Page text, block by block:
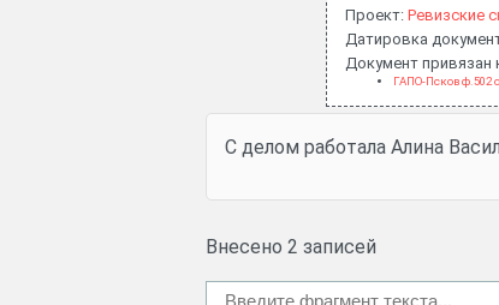
Проект:Ревизские
Датировка
Документ
ГАПО-Псков ф.502
С делом работала Алина
Внесено 2 записей